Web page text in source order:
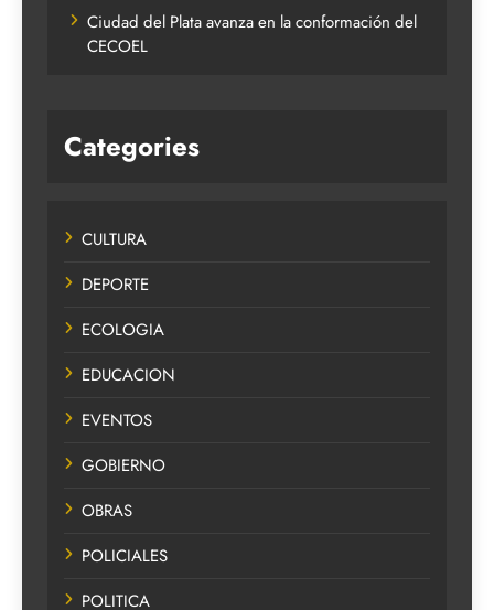
Ciudad del Plata avanza en la conformación del
CECOEL
Categories
CULTURA
DEPORTE
ECOLOGIA
EDUCACION
EVENTOS
GOBIERNO
OBRAS
POLICIALES
POLITICA